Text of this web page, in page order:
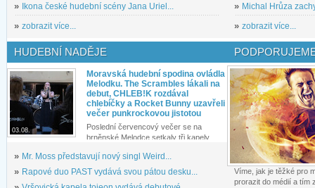
» Ikona české hudební scény Jana Uriel...
» zobrazit více...
» Michal Hrůza
» zobrazit více...
HUDEBNÍ NADĚJE
03.08.
Moravská hudební spodina ovládla
Melodku. The Scrambles lákali na
debut, CHLEB!K rozdával
chlebíčky a Rocket Bunny uzavřeli
večer punkrockovou jistotou
Poslední červencový večer se na
brněnské Melodce setkaly tři kapely...
» Mr. Moss představují nový singl Weird...
» Rapové duo PAST vydává svou pátou desku...
Víme, jak je těžké pro
prorazit do médií a tím